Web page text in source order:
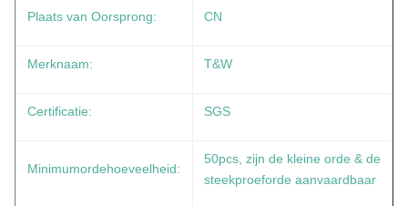
Plaats van Oorsprong: CN
Merknaam: T&W
Certificatie: SGS
Minimumordehoeveelheid:
50pcs, zijn de kleine orde & de
steekproeforde aanvaardbaar